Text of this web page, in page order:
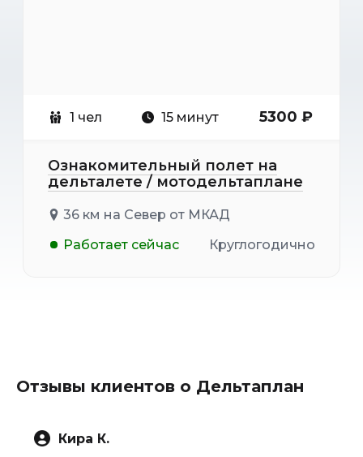
1 чел 15 минут 5300 ₽
Ознакомительный полет на
дельталете / мотодельтаплане
36 км на Север от МКАД
Работает сейчас
Круглогодично
Отзывы клиентов о Дельтаплан
Кира К.